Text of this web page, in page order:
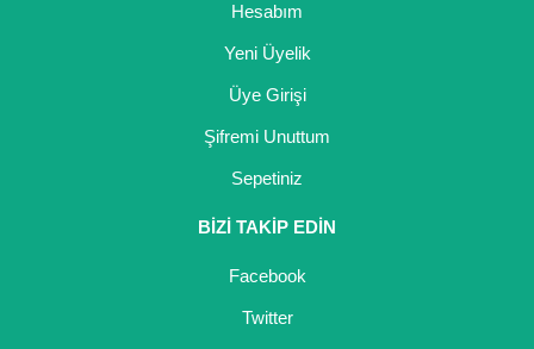
Hesabım
Yeni Üyelik
Üye Girişi
Şifremi Unuttum
Sepetiniz
BİZİ TAKİP EDİN
Facebook
Twitter